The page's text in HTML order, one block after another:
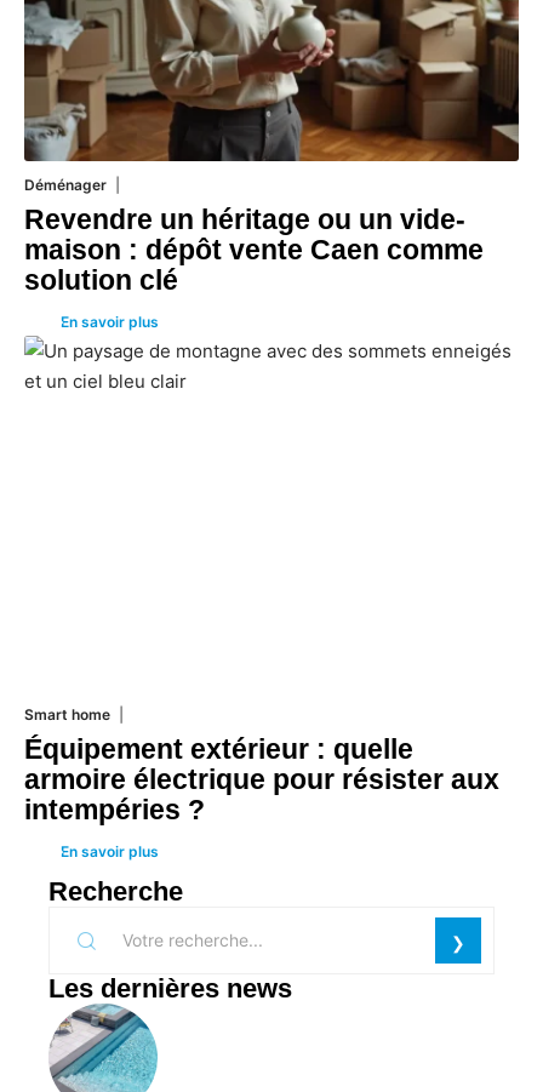
Déménager
Revendre un héritage ou un vide-
maison : dépôt vente Caen comme
solution clé
En savoir plus
Smart home
Équipement extérieur : quelle
armoire électrique pour résister aux
intempéries ?
En savoir plus
Recherche
Les dernières news